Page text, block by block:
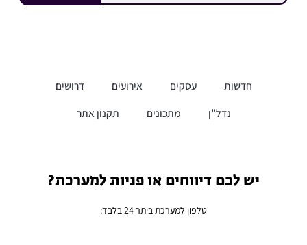
חדשות עסקים אירועים
דרושים
נדל”ן
מתכונים תקנון אתר
יש לכם דיווחים או פניות למערכת?
טלפון למערכת ביתר 24 בלבד: